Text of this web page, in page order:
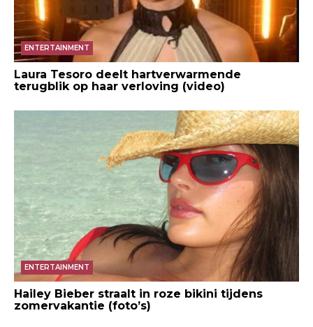
ENTERTAINMENT
Laura Tesoro deelt hartverwarmende
terugblik op haar verloving (video)
ENTERTAINMENT
Hailey Bieber straalt in roze bikini tijdens
zomervakantie (foto’s)